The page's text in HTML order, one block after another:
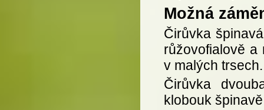
Možná
Čirůvka
růžovofialově
v malých trsech.
Čirůvka
klobouk